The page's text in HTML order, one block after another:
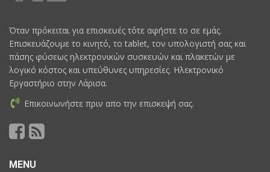
Όταν πρόκειται για επισκευές τότε αφήστε το σε εμάς.
Επισκευάζουμε το κινητό, το tablet, τον υπολογιστή σας και
πάσης φύσεως ηλεκτρονικών συσκευών και πλακετών με
λογικό κόστος και υπεύθυνες υπηρεσίες. Ηλεκτρονικό
Εργαστήριο στην Λάρισα.
Επικοινωνήστε πριν απο την επισκεψή σας.
MENU